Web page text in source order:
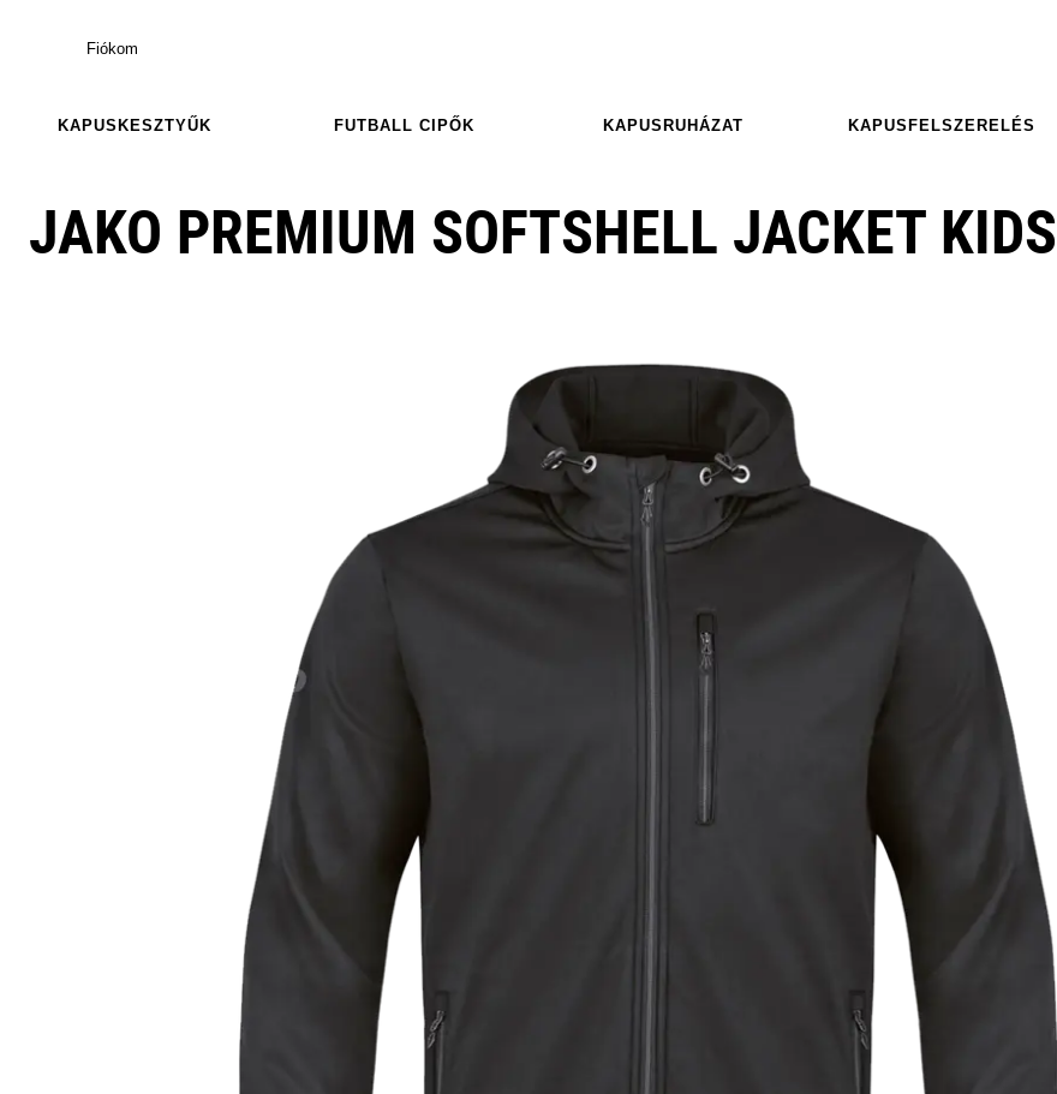
Fiókom
KAPUSKESZTYŰK FUTBALL CIPŐK KAPUSRUHÁZAT KAPUSFELSZERELÉS
JAKO PREMIUM SOFTSHELL JACKET KIDS